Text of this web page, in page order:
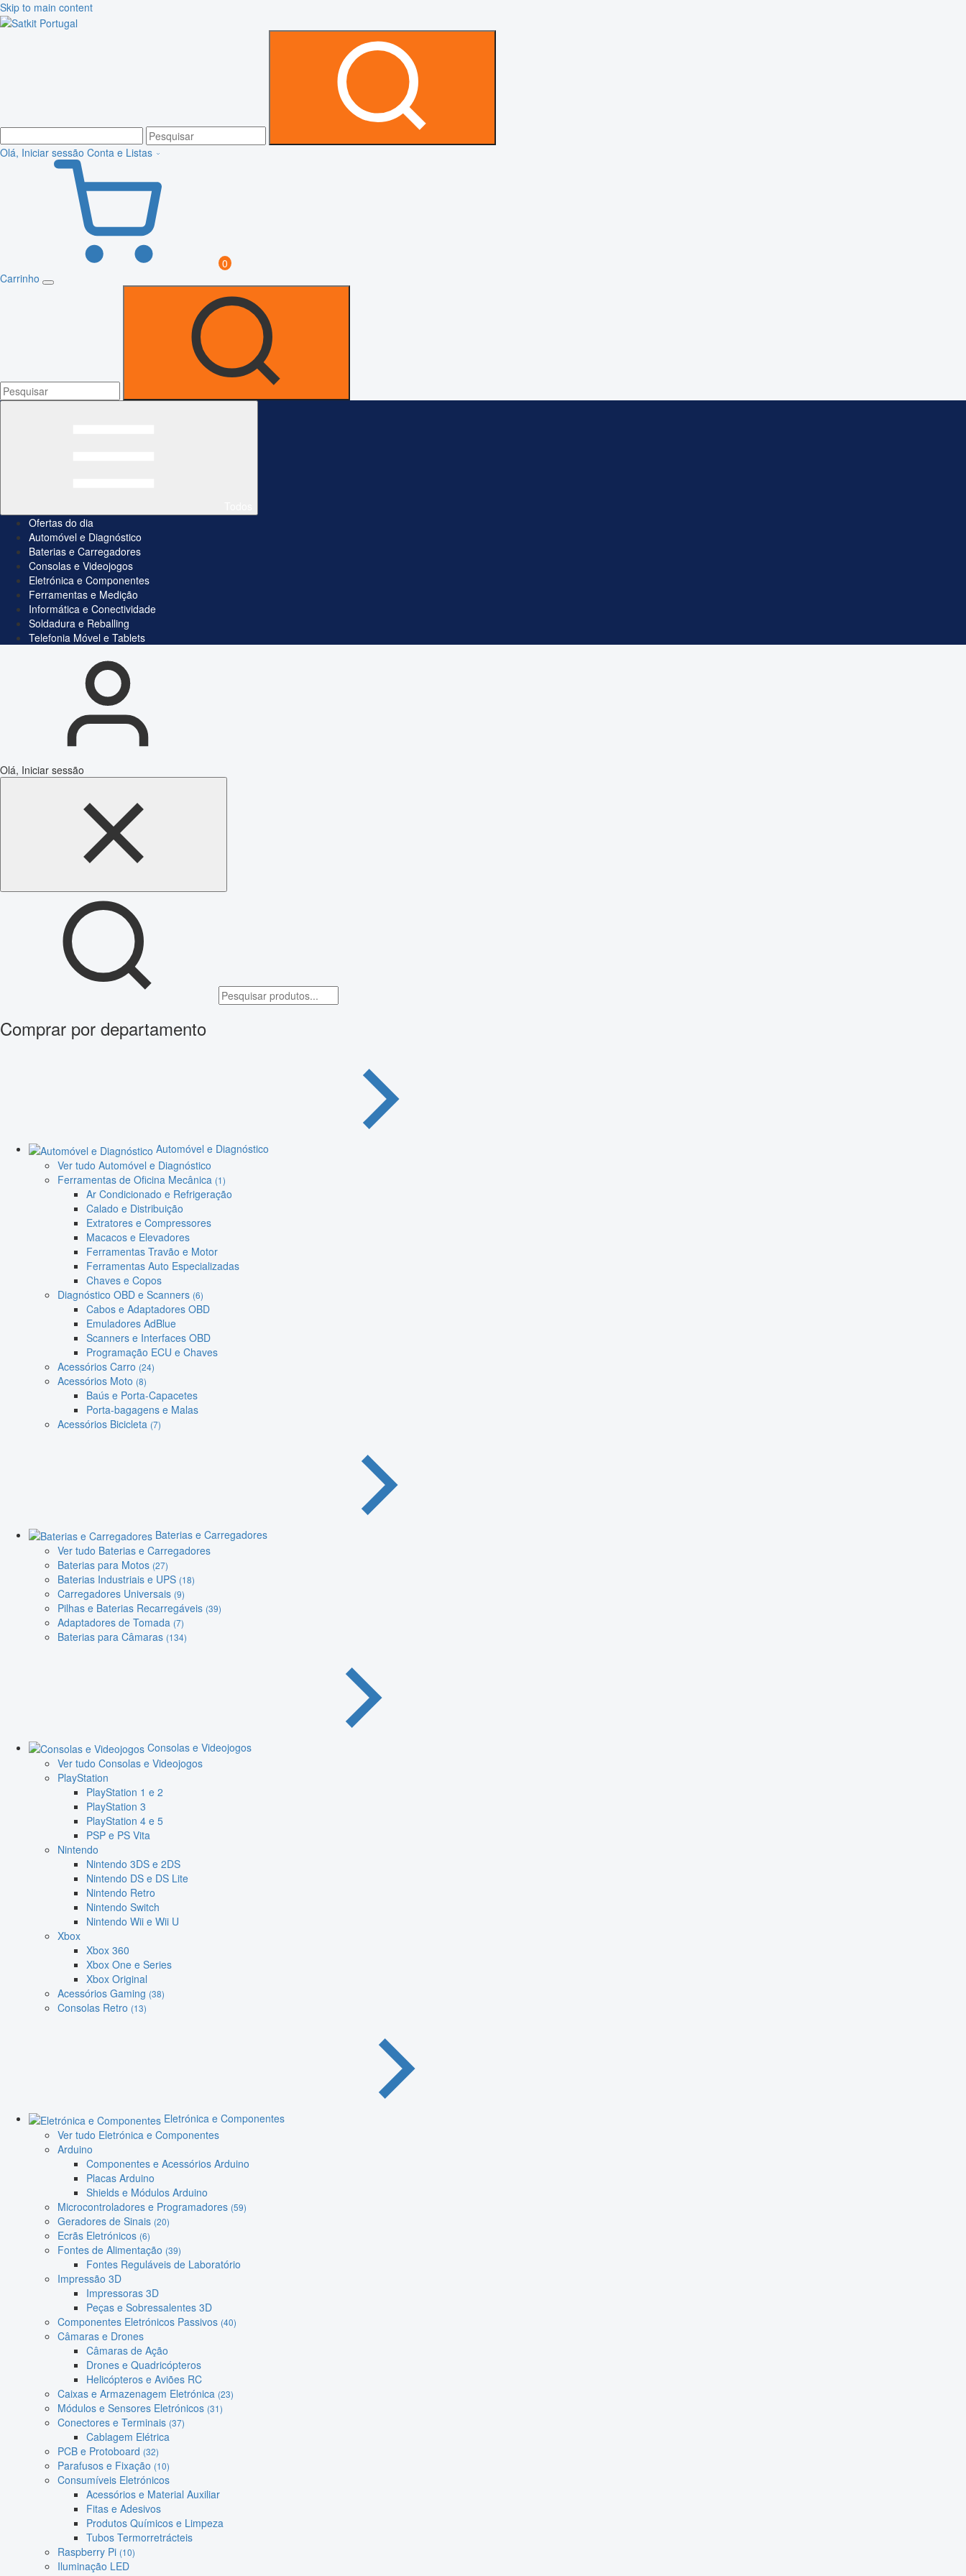
Skip to main content
Olá, Iniciar sessão Conta e Listas
0
Carrinho
Ofertas do dia
Automóvel e Diagnóstico
Baterias e Carregadores
Consolas e Videojogos
Eletrónica e Componentes
Ferramentas e Medição
Informática e Conectividade
Soldadura e Reballing
Telefonia Móvel e Tablets
Olá, Iniciar sessão
Comprar por departamento
Automóvel e Diagnóstico
Ver tudo Automóvel e Diagnóstico
Ferramentas de Oficina Mecânica (1)
Ar Condicionado e Refrigeração
Calado e Distribuição
Extratores e Compressores
Macacos e Elevadores
Ferramentas Travão e Motor
Ferramentas Auto Especializadas
Chaves e Copos
Diagnóstico OBD e Scanners (6)
Cabos e Adaptadores OBD
Emuladores AdBlue
Scanners e Interfaces OBD
Programação ECU e Chaves
Acessórios Carro (24)
Acessórios Moto (8)
Baús e Porta-Capacetes
Porta-bagagens e Malas
Acessórios Bicicleta (7)
Baterias e Carregadores
Ver tudo Baterias e Carregadores
Baterias para Motos (27)
Baterias Industriais e UPS (18)
Carregadores Universais (9)
Pilhas e Baterias Recarregáveis (39)
Adaptadores de Tomada (7)
Baterias para Câmaras (134)
Consolas e Videojogos
Ver tudo Consolas e Videojogos
PlayStation
PlayStation 1 e 2
PlayStation 3
PlayStation 4 e 5
PSP e PS Vita
Nintendo
Nintendo 3DS e 2DS
Nintendo DS e DS Lite
Nintendo Retro
Nintendo Switch
Nintendo Wii e Wii U
Xbox
Xbox 360
Xbox One e Series
Xbox Original
Acessórios Gaming (38)
Consolas Retro (13)
Eletrónica e Componentes
Ver tudo Eletrónica e Componentes
Arduino
Componentes e Acessórios Arduino
Placas Arduino
Shields e Módulos Arduino
Microcontroladores e Programadores (59)
Geradores de Sinais (20)
Ecrãs Eletrónicos (6)
Fontes de Alimentação (39)
Fontes Reguláveis de Laboratório
Impressão 3D
Impressoras 3D
Peças e Sobressalentes 3D
Componentes Eletrónicos Passivos (40)
Câmaras e Drones
Câmaras de Ação
Drones e Quadricópteros
Helicópteros e Aviões RC
Caixas e Armazenagem Eletrónica (23)
Módulos e Sensores Eletrónicos (31)
Conectores e Terminais (37)
Cablagem Elétrica
PCB e Protoboard (32)
Parafusos e Fixação (10)
Consumíveis Eletrónicos
Acessórios e Material Auxiliar
Fitas e Adesivos
Produtos Químicos e Limpeza
Tubos Termorretrácteis
Raspberry Pi (10)
Iluminação LED